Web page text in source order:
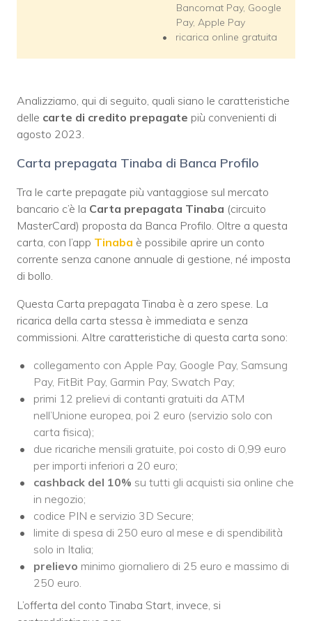
Bancomat Pay, Google
Pay, Apple Pay
ricarica online gratuita
Analizziamo, qui di seguito, quali siano le caratteristiche
delle carte di credito prepagate più convenienti di
agosto 2023.
Carta prepagata Tinaba di Banca Profilo
Tra le carte prepagate più vantaggiose sul mercato
bancario c’è la Carta prepagata Tinaba (circuito
MasterCard) proposta da Banca Profilo. Oltre a questa
carta, con l’app Tinaba è possibile aprire un conto
corrente senza canone annuale di gestione, né imposta
di bollo.
Questa Carta prepagata Tinaba è a zero spese. La
ricarica della carta stessa è immediata e senza
commissioni. Altre caratteristiche di questa carta sono:
collegamento con Apple Pay, Google Pay, Samsung
Pay, FitBit Pay, Garmin Pay, Swatch Pay;
primi 12 prelievi di contanti gratuiti da ATM
nell’Unione europea, poi 2 euro (servizio solo con
carta fisica);
due ricariche mensili gratuite, poi costo di 0,99 euro
per importi inferiori a 20 euro;
cashback del 10% su tutti gli acquisti sia online che
in negozio;
codice PIN e servizio 3D Secure;
limite di spesa di 250 euro al mese e di spendibilità
solo in Italia;
prelievo minimo giornaliero di 25 euro e massimo di
250 euro.
L’offerta del conto Tinaba Start, invece, si